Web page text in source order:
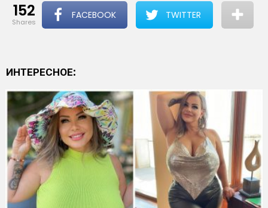
152
shares
FACEBOOK TWITTER
ИНТЕРЕСНОЕ: